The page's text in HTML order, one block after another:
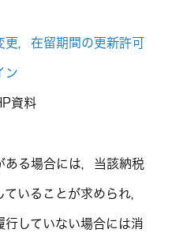
更，在留期間の更新許可
ン
資料
ある場合には，当該納税
いることが求められ，
行していない場合には消